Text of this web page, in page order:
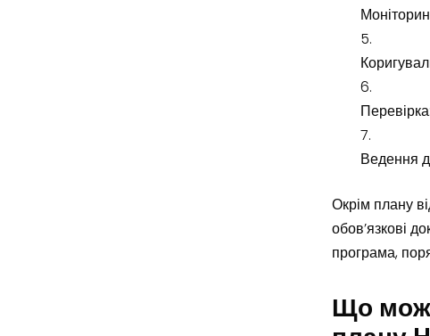
Ведення
Окрім плану
обов’язкові
програма,
Що